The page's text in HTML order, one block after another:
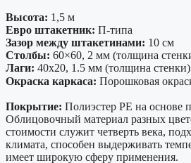
Высота: 1,5 м
Евро штакетник: П-типа
Зазор между штакетинами: 10 см
Столбы: 60×60, 2 мм (толщина
Лаги: 40х20, 1.5 мм (толщина стенки)
Окраска каркаса: Порошковая
Покрытие: Полиэстер PE на основе
Облицовочный материал разных
стоимости служит четверть века,
климата, способен выдерживать
имеет широкую сферу применения.